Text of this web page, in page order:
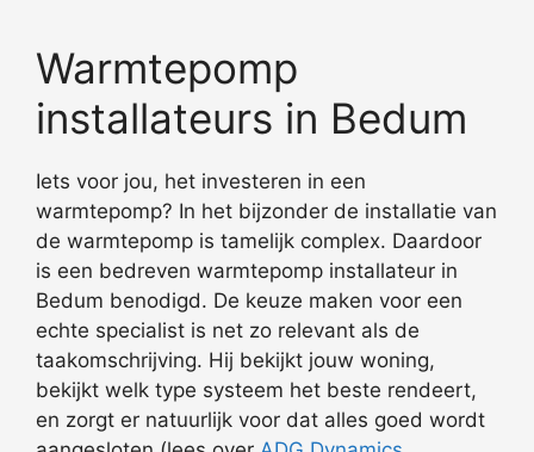
Warmtepomp
installateurs in Bedum
Iets voor jou, het investeren in een
warmtepomp? In het bijzonder de installatie van
de warmtepomp is tamelijk complex. Daardoor
is een bedreven warmtepomp installateur in
Bedum benodigd. De keuze maken voor een
echte specialist is net zo relevant als de
taakomschrijving. Hij bekijkt jouw woning,
bekijkt welk type systeem het beste rendeert,
en zorgt er natuurlijk voor dat alles goed wordt